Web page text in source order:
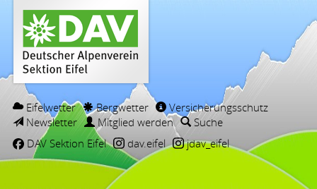
Eifelwetter Bergwetter
Versicherungsschutz
Newsletter
Mitglied werden
Suche
DAV Sektion Eifel
dav.eifel jdav_eifel